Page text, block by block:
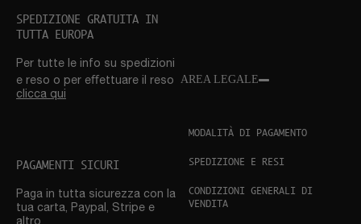
SPEDIZIONE GRATUITA IN
TUTTA EUROPA
Per tutte le info su spedizioni
e reso o per eﬀettuare il reso
clicca qui
PAGAMENTI SICURI
Paga in tutta sicurezza con la
tua carta, Paypal, Stripe e
AREA LEGALE
MODALITÀ DI PAGAMENTO
SPEDIZIONE E RESI
CONDIZIONI GENERALI DI
VENDITA